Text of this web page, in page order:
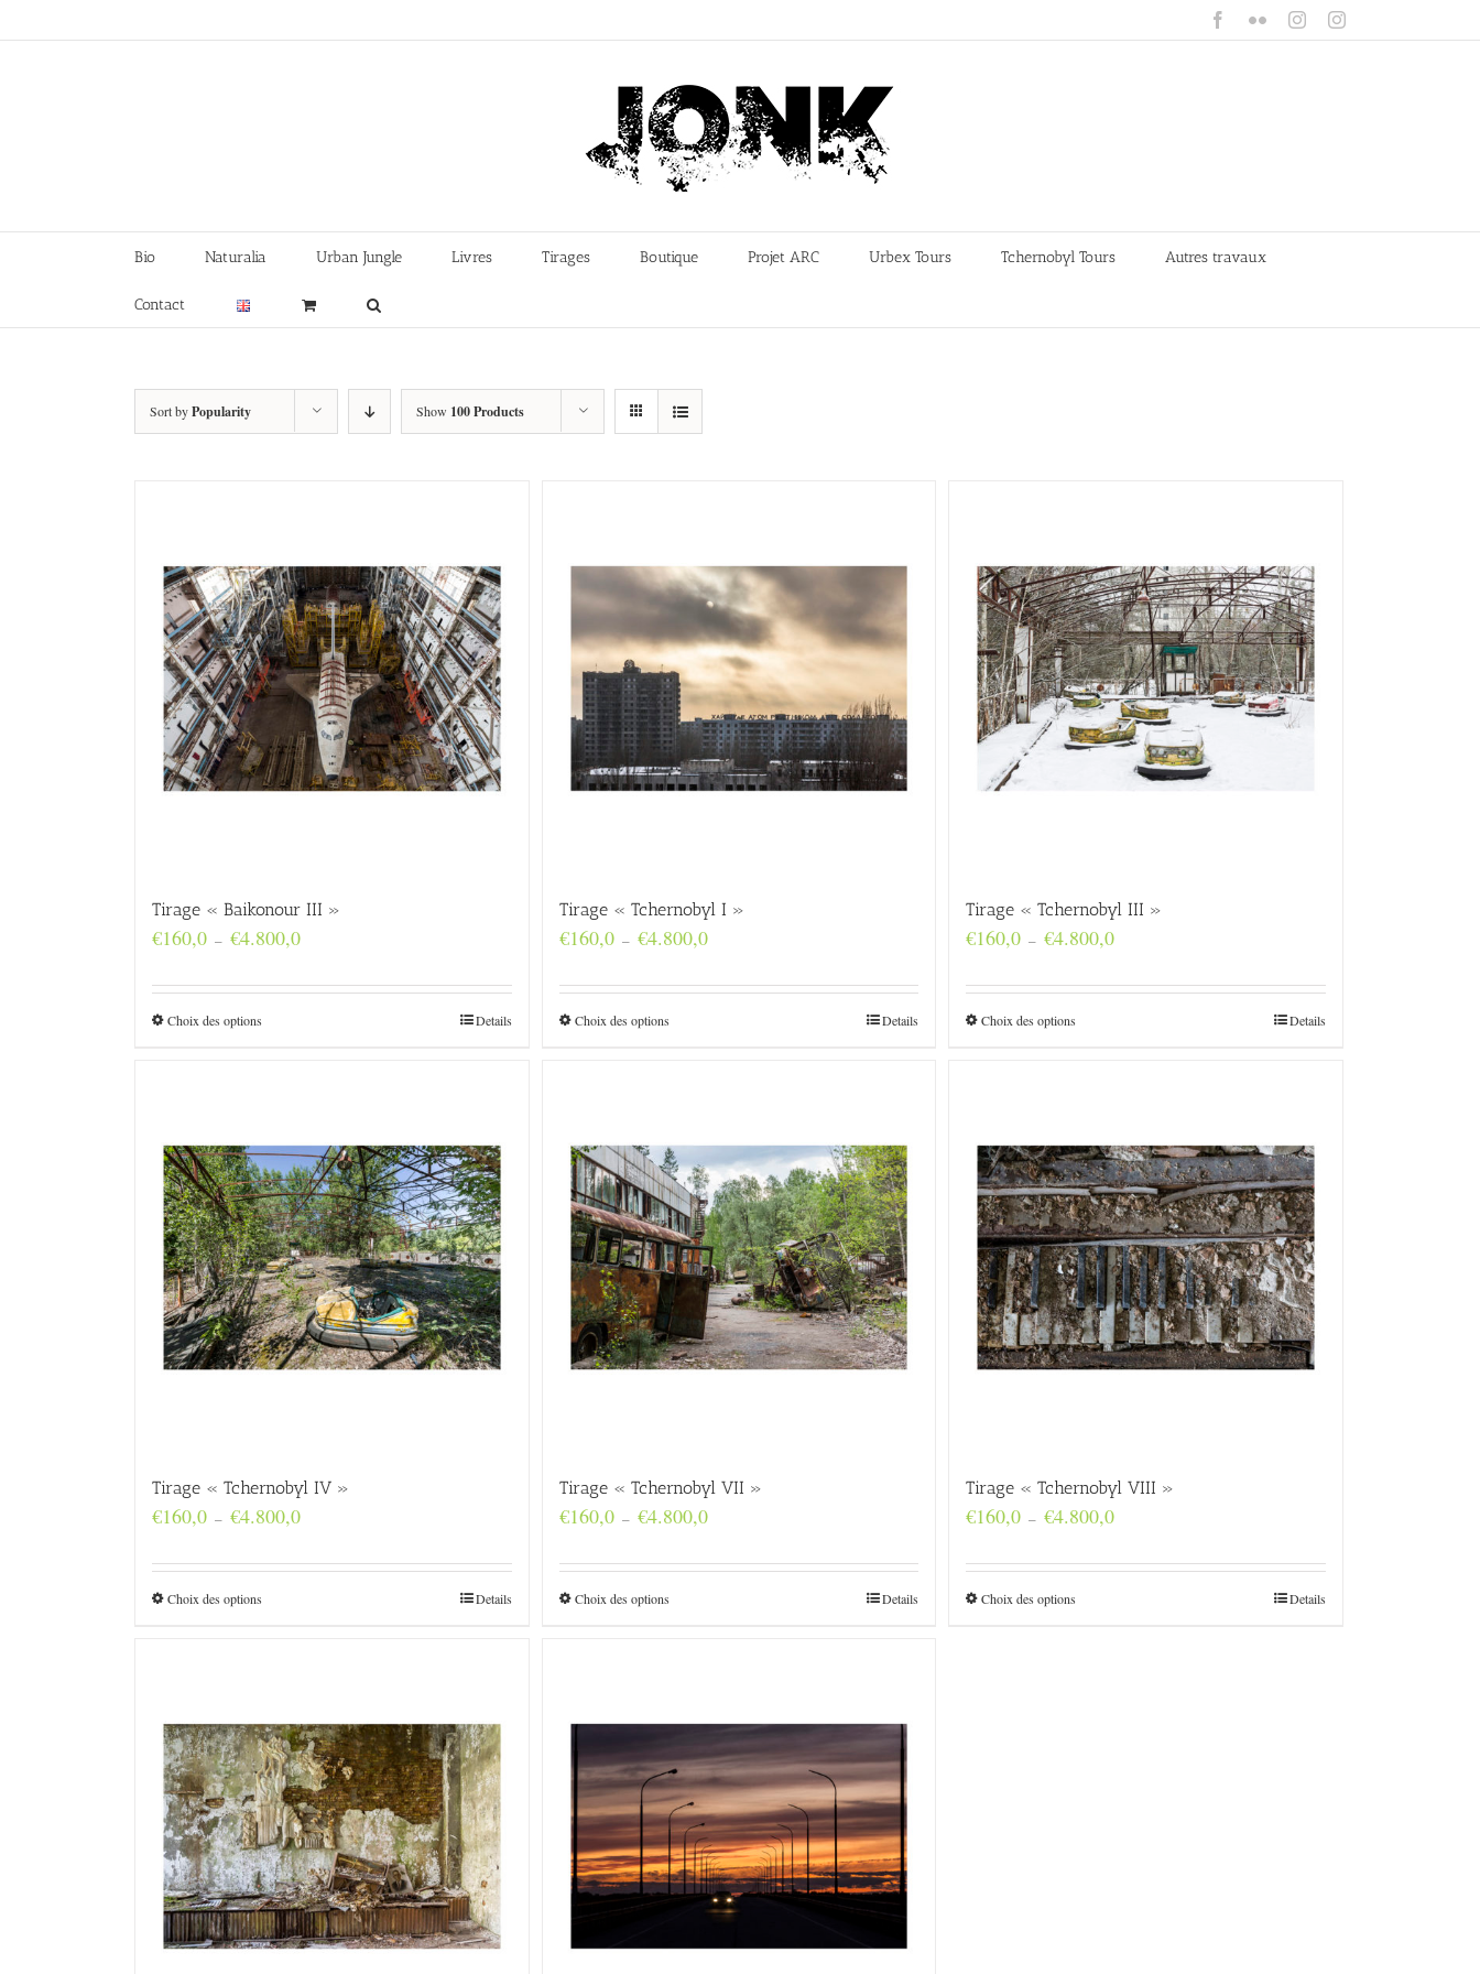
Facebook
FlickrInstagramInstagram
Bio Naturalia Urban Jungle Livres Tirages Boutique Projet ARC Urbex Tours Tchernobyl Tours Autres travaux
Contact
Sort byPopularity Show 100 Products
Tirage « Baikonour III »
€160,0 – €4.800,0Plage
€160,0
Choix des options Details
Tirage « Tchernobyl I »
€160,0 – €4.800,0Plage
€160,0
Choix des options Details
Tirage « Tchernobyl III »
€160,0 – €4.800,0Plage
€160,0
Choix des options Details
Tirage « Tchernobyl IV »
€160,0 – €4.800,0Plage
€160,0
Choix des options Details
Tirage « Tchernobyl VII »
€160,0 – €4.800,0Plage
€160,0
Choix des options Details
Tirage « Tchernobyl VIII »
€160,0 – €4.800,0Plage
€160,0
Choix des options Details